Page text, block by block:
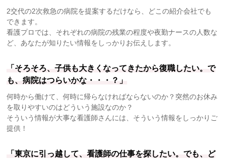
2交代の2次救急の病院を提案するだけなら、どこの紹介会社でも
できます。
看護プロでは、それぞれの病院の残業の程度や夜勤ナースの人数な
ど、あなたが知りたい情報をしっかりお伝えします。
「そろそろ、子供も大きくなってきたから復職したい。で
も、病院はつらいかな・・・？」
何時から働けて、何時に帰らなければならないのか？突然のお休み
を取りやすいのはどういう施設なのか？
そういう情報が大事な看護師さんには、そういう情報をしっかりご
提供！
「東京に引っ越して、看護師の仕事を探したい。でも、ど